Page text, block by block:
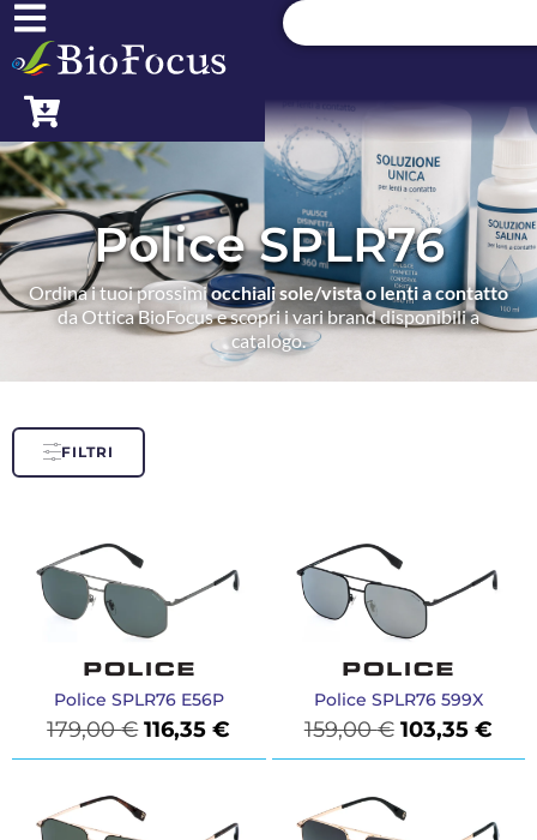
Police SPLR76
Ordina i tuoi prossimiocchiali sole/vista o lenti a contatto
da Ottica BioFocus e scopri i vari brand disponibili a
catalogo.
FILTRI
Police SPLR76 E56P
179,00€ 116,35€
Police SPLR76 599X
159,00€ 103,35 €